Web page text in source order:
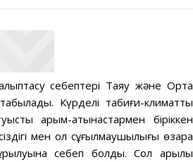
себептері Таяу және Орта
Күрделі табиғи-климаттық
қарым-қатынастармен біріккен
мен қол сұғылмаушылығы өзара
себеп болды. Сол арқылы